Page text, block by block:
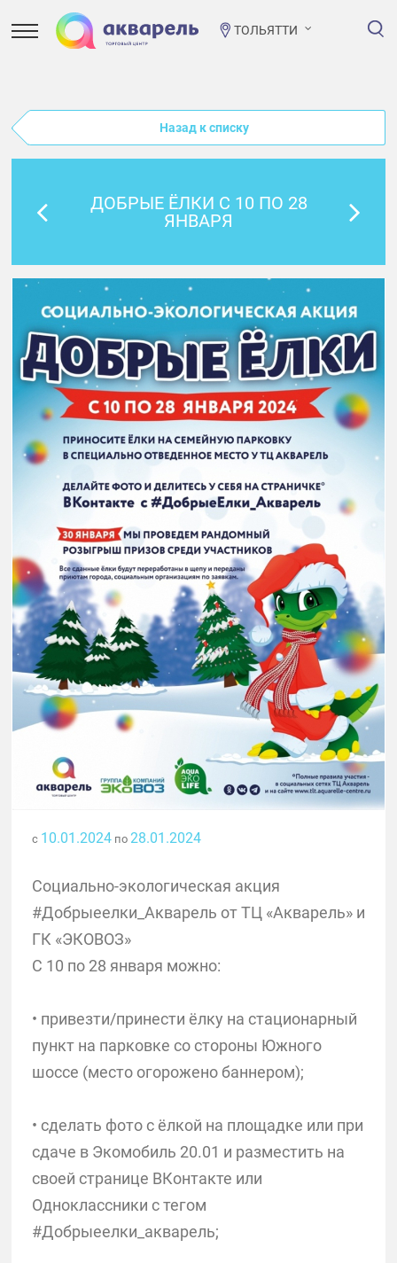
ТОЛЬЯТТИ
Назад к списку
ДОБРЫЕ ЁЛКИ С 10 ПО 28
ЯНВАРЯ
с 10.01.2024по 28.01.2024
Социально-экологическая акция
#Добрыеелки_Акварель от ТЦ «Акварель» и
ГК «ЭКОВОЗ»
С 10 по 28 января можно:
• привезти/принести ёлку на стационарный
пункт на парковке со стороны Южного
шоссе (место огорожено баннером);
• сделать фото с ёлкой на площадке или при
сдаче в Экомобиль 20.01 и разместить на
своей странице ВКонтакте или
Одноклассники с тегом
#Добрыеелки_акварель;